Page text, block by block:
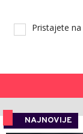
Pristajete na
NAJNOVIJE